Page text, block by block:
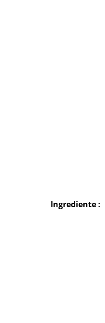
Ingrediente :